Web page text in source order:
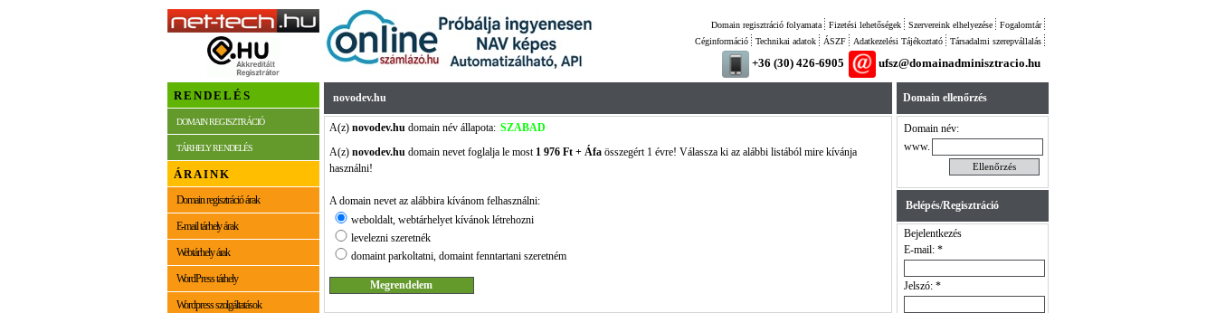
Fogalomtár
Szervereink elhelyezése
Fizetési lehetőségek
Domain regisztráció folyamata
Társadalmi szerepvállalás
Adatkezelési Tájékoztató
ÁSZF
Technikai adatok
Céginformáció
+36 (30) 426-6905 ufsz@domainadminisztracio.hu
RENDELÉS
DOMAIN REGISZTRÁCIÓ
TÁRHELY RENDELÉS
ÁRAINK
Domain regisztráció árak
E-mail tárhely árak
Webtárhely árak
WordPress tárhely
Wordpress szolgáltatások
novodev.hu
A(z) novodev.hudomain név állapota: SZABAD
A(z) novodev.hudomain nevet foglalja le most 1 976 Ft + Áfaösszegért 1 évre! Válassza ki az alábbi listából mire kívánja
használni!
A domain nevet az alábbira kívánom felhasználni:
weboldalt, webtárhelyet kívánok létrehozni
levelezni szeretnék
domaint parkoltatni, domaint fenntartani szeretném
Domain ellenőrzés
Domain név:
www.
Belépés/Regisztráció
Bejelentkezés
E-mail: *
Jelszó: *